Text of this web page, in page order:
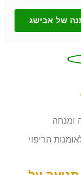
של אבישג
ומנחה
הריפוי